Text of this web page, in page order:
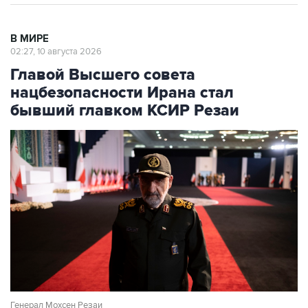
В МИРЕ
02:27, 10 августа 2026
Главой Высшего совета
нацбезопасности Ирана стал
бывший главком КСИР Резаи
Генерал Мохсен Резаи